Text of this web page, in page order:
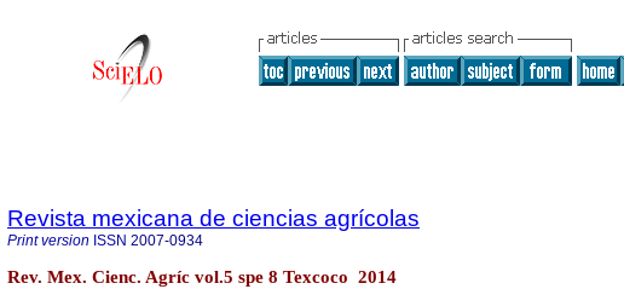
Revista mexicana de ciencias agrícolas
Print version ISSN 2007-0934
Rev. Mex. Cienc. Agríc vol.5 spe 8 Texcoco 2014